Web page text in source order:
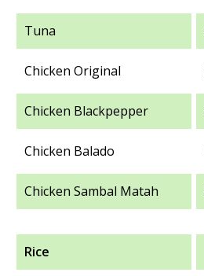
Tuna
Chicken Original
Chicken Blackpepper
Chicken Balado
Chicken Sambal Matah
Rice